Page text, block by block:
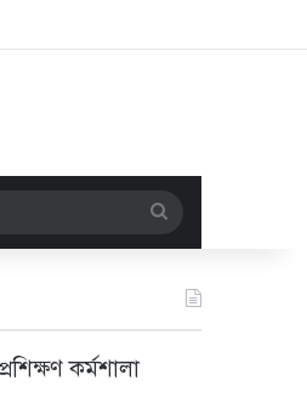
for
কর্মশালা